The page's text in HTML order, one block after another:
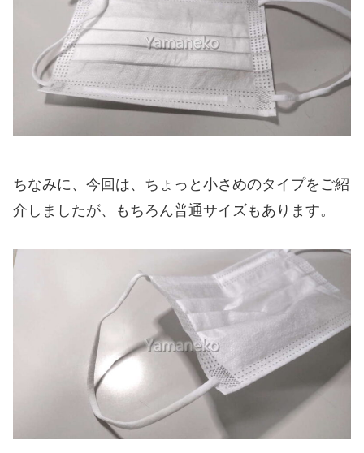
ちなみに、今回は、ちょっと小さめのタイプをご紹
介しましたが、もちろん普通サイズもあります。